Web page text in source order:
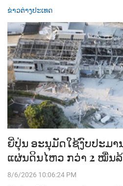
ຂ່າວຕ່າງປະເທດ
ຍີ່ປຸ່ນ ອະນຸມັດໃຊ້ງົບປະມາ
ແຜ່ນດິນໄຫວ ກວ່າ 2 ໝື່ນລ້
8/6/2026 10:06:24 PM